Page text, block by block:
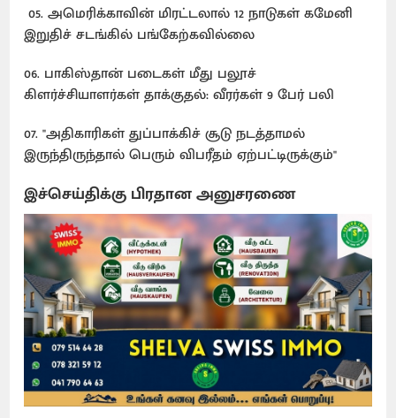
05. அமெரிக்காவின் மிரட்டலால் 12 நாடுகள் கமேனி
இறுதிச் சடங்கில் பங்கேற்கவில்லை
06. பாகிஸ்தான் படைகள் மீது பலூச்
கிளர்ச்சியாளர்கள் தாக்குதல்: வீரர்கள் 9 பேர் பலி
07. "அதிகாரிகள் துப்பாக்கிச் சூடு நடத்தாமல்
இருந்திருந்தால் பெரும் விபரீதம் ஏற்பட்டிருக்கும்"
இச்செய்திக்கு பிரதான அனுசரணை